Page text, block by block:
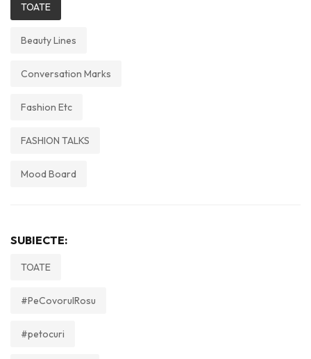
TOATE
Beauty Lines
Conversation Marks
Fashion Etc
FASHION TALKS
Mood Board
SUBIECTE:
TOATE
#PeCovorulRosu
#petocuri